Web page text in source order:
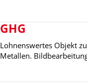
GHG
Lohnenswertes Objekt
Metallen.